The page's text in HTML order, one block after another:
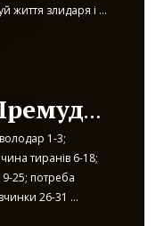
життя злидаря і ...
Книга Премудрості Ісуса, сина Сирахового: розділи 10-12
1-3;
тиранів 6-18;
25; потреба
26-31 ...